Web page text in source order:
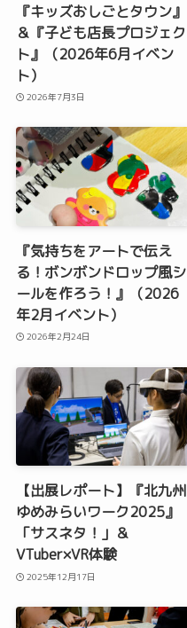
『キッズおしごとタウン』
＆『子ども店長プロジェク
ト』（2026年6月イベン
ト）
2026年7月3日
『気持ちをアートで伝え
る！ボンボンドロップ風シ
ールを作ろう！』（2026
年2月イベント）
2026年2月24日
【出展レポート】『北九州
ゆめみらいワーク2025』
「サスネタ！」＆
VTuber×VR体験
2025年12月17日